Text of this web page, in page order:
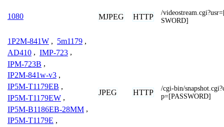
1080 MJPEG HTTP
/
SWORD]
1P2M-841W , 5m1179 ,
AD410 , IMP-723 ,
IPM-723B ,
IP2M-841w-v3 ,
IP5M-T1179EB ,
IP5M-T1179EW ,
IP5M-B1186EB-28MM ,
IP5M-T1179E ,
JPEG HTTP
/cgi-bin/
p=[PASSWORD]